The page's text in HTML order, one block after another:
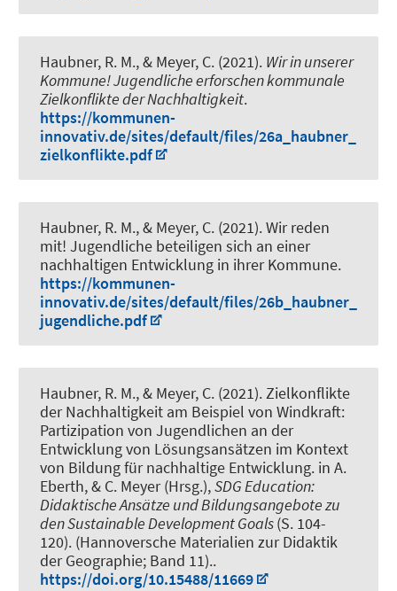
Haubner, R. M., & Meyer, C. (2021). Wir in unserer
Kommune! Jugendliche erforschen kommunale
Zielkonflikte der Nachhaltigkeit.
https://kommunen-
innovativ.de/sites/default/files/26a_haubner_
zielkonflikte.pdf
Haubner, R. M., & Meyer, C. (2021).Wir reden
mit! Jugendliche beteiligen sich an einer
nachhaltigen Entwicklung in ihrer Kommune.
https://kommunen-
innovativ.de/sites/default/files/26b_haubner_
jugendliche.pdf
Haubner, R. M., & Meyer, C. (2021).Zielkonflikte
der Nachhaltigkeit am Beispiel von Windkraft:
Partizipation von Jugendlichen an der
Entwicklung von Lösungsansätzen im Kontext
von Bildung für nachhaltige Entwicklung. in A.
Eberth, & C. Meyer (Hrsg.),SDG Education:
Didaktische Ansätze und Bildungsangebote zu
den Sustainable Development Goals(S. 104-
120). (Hannoversche Materialien zur Didaktik
der Geographie; Band 11)..
https://doi.org/10.15488/11669